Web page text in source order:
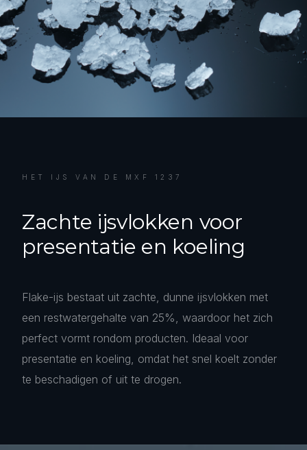
HET IJS VAN DE MXF 1237
Zachte ijsvlokken voor
presentatie en koeling
Flake-ijs bestaat uit zachte, dunne ijsvlokken met
een restwatergehalte van 25%, waardoor het zich
perfect vormt rondom producten. Ideaal voor
presentatie en koeling, omdat het snel koelt zonder
te beschadigen of uit te drogen.